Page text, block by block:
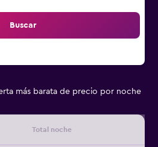
Buscar
más barata de precio por noche
Total noche